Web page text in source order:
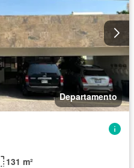
Departamento
131 m²